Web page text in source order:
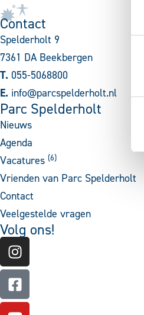
Contact
Spelderholt 9
7361 DA Beekbergen
T. 055-5068800
E. info@parcspelderholt.nl
Parc Spelderholt
Nieuws
Agenda
Vacatures (6)
Vrienden van Parc Spelderholt
Contact
Veelgestelde vragen
Volg ons!